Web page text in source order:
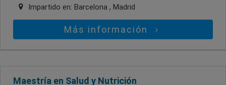
Impartido en: Barcelona , Madrid
Más información
Maestría en Salud y Nutrición